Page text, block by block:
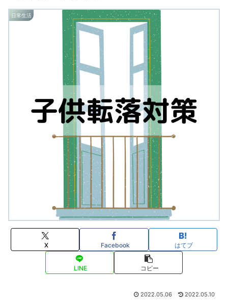
日常生活
X Facebook はてブ
LINE コピー
2022.05.06 2022.05.10